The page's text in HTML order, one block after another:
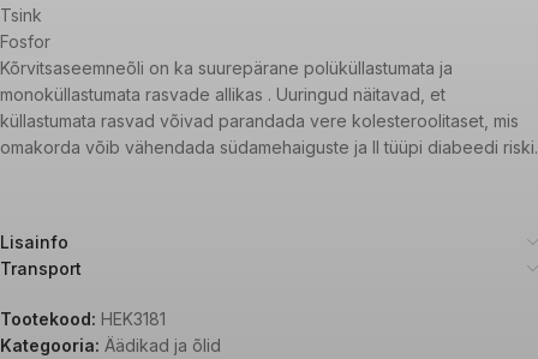
Tsink
Fosfor
Kõrvitsaseemneõli on ka suurepärane polüküllastumata ja
monoküllastumata rasvade allikas . Uuringud näitavad, et
küllastumata rasvad võivad parandada vere kolesteroolitaset, mis
omakorda võib vähendada südamehaiguste ja II tüüpi diabeedi riski.
Lisainfo
Transport
Tootekood: HEK3181
Kategooria: Äädikad ja õlid